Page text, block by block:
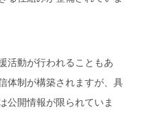
活動が行われることもあ
体制が構築されますが、具
公開情報が限られていま